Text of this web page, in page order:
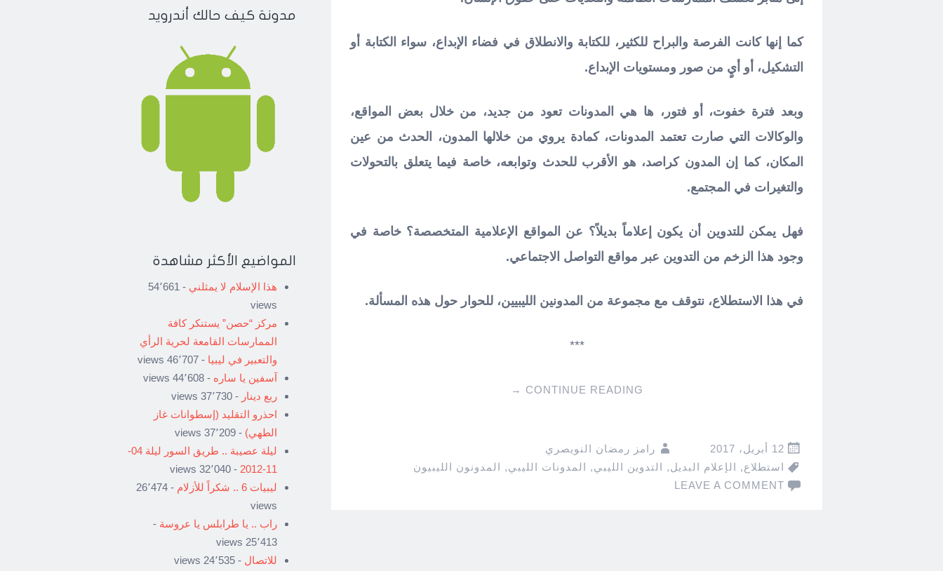
كما إنها كانت الفرصة والبراح للكثير، للكتابة والانطلاق في فضاء الإبداع، سواء الكتابة أو
التشكيل، أو أيٍ من صور ومستويات الإبداع.
وبعد فترة خفوت، أو فتور، ها هي المدونات تعود من جديد، من خلال بعض المواقع،
والوكالات التي صارت تعتمد المدونات، كمادة يروي من خلالها المدون، الحدث من عين
المكان، كما إن المدون كراصد، هو الأقرب للحدث وتوابعه، خاصة فيما يتعلق بالتحولات
والتغيرات في المجتمع.
فهل يمكن للتدوين أن يكون إعلاماً بديلاً؟ عن المواقع الإعلامية المتخصصة؟ خاصة في
وجود هذا الزخم من التدوين عبر مواقع التواصل الاجتماعي.
في هذا الاستطلاع، نتوقف مع مجموعة من المدونين الليبيين، للحوار حول هذه المسألة.
***
CONTINUE READING
→
12 أبريل، 2017
رامز رمضان النويصري
استطلاع, الإعلام البديل, التدوين الليبي, المدونات الليبي, المدونون الليبيون
LEAVE A COMMENT
مدونة كيف حالك أندرويد
المواضيع الأكثر مشاهدة
هذا الإسلام لا يمثلني
- 54٬661
views
مركز “حصن” يستنكر كافة
الممارسات القامعة لحرية الرأي
والتعبير في ليبيا - 46٬707 views
آسفين يا ساره - 44٬608 views
ربع دينار - 37٬730 views
احذرو التقليد (إسطوانات غاز
الطهي) - 37٬209 views
ليلة عصيبة .. طريق السور ليلة 04-
11-2012
- 32٬040 views
ليبيات 6 .. شكراً للأزلام
- 26٬474
views
راب .. يا طرابلس يا عروسة -
25٬413 views
للاتصال - 24٬535 views